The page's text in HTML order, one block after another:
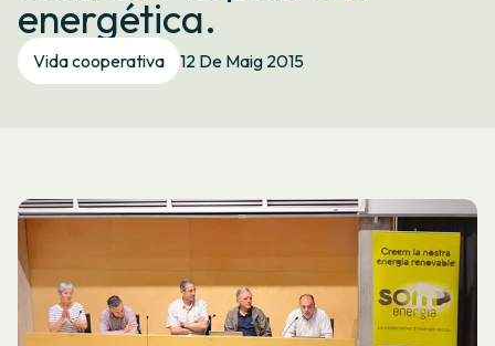
energética.
Vida cooperativa 12 De Maig 2015